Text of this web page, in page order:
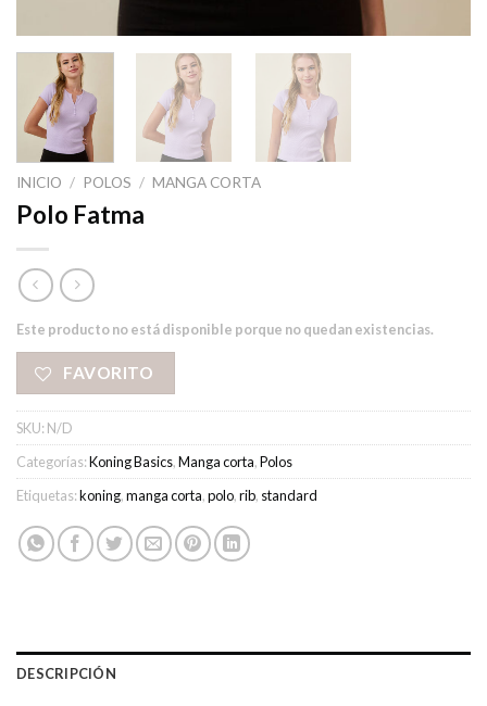
INICIO / POLOS / MANGA CORTA
Polo Fatma
Este producto no está disponible porque no quedan existencias.
FAVORITO
SKU: N/D
Categorías:Koning Basics,Manga corta,Polos
Etiquetas:koning,manga corta,polo,rib, standard
DESCRIPCIÓN